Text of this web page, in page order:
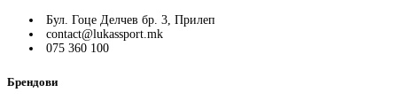
Бул. Гоце Делчев бр. 3, Прилеп
contact@lukassport.mk
075 360 100
Брендови